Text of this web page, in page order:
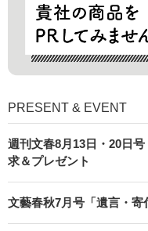
PRESENT & EVENT
週刊文春8月13日・20日
求＆プレゼント
文藝春秋7月号「遺言・寄